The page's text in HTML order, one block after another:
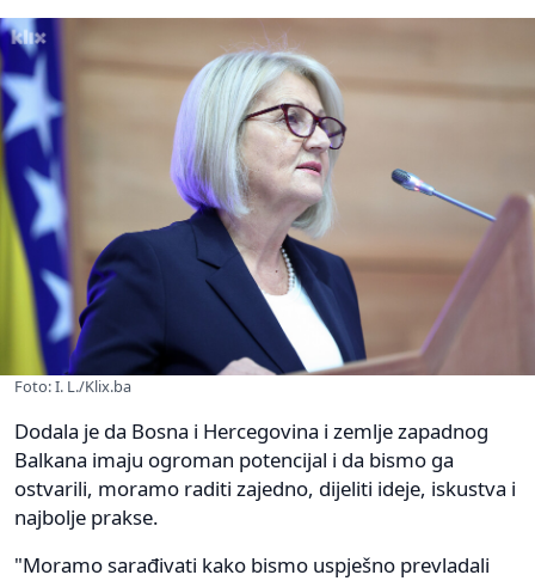
Foto: I. L./Klix.ba
Dodala je da Bosna i Hercegovina i zemlje zapadnog
Balkana imaju ogroman potencijal i da bismo ga
ostvarili, moramo raditi zajedno, dijeliti ideje, iskustva i
najbolje prakse.
"Moramo sarađivati kako bismo uspješno prevladali